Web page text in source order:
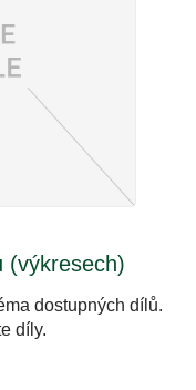
(výkresech)
dostupných dílů.
díly.